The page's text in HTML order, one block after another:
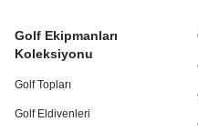
Golf Ekipmanları
Koleksiyonu
Golf Topları
Golf Eldivenleri